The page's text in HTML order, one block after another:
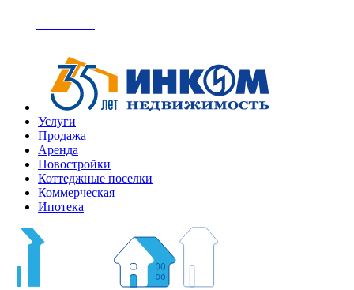
Услуги
Продажа
Аренда
Новостройки
Коттеджные поселки
Коммерческая
Ипотека